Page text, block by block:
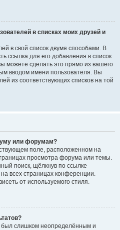
в списках моих друзей и
в свой список двумя способами. В
ссылка для его добавления в список
можете сделать это прямо из вашего
вводом имени пользователя. Вы
из соответствующих списков на той
или форумам?
поле, расположенном на
просмотра форума или темы.
поиск, щёлкнув по ссылке
всех страницах конференции.
от используемого стиля.
слишком неопределённым и